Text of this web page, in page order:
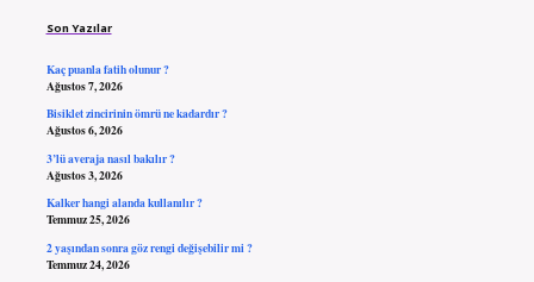
Son Yazılar
Kaç puanla fatih olunur ?
Ağustos 7, 2026
Bisiklet zincirinin ömrü ne kadardır ?
Ağustos 6, 2026
3’lü averaja nasıl bakılır ?
Ağustos 3, 2026
Kalker hangi alanda kullanılır ?
Temmuz 25, 2026
2 yaşından sonra göz rengi değişebilir mi ?
Temmuz 24, 2026